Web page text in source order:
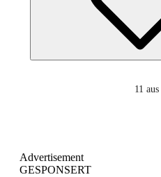
11
Advertisement
GESPONSERT